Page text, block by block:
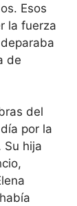
Esos
la fuerza
de
del
por la
Su hija